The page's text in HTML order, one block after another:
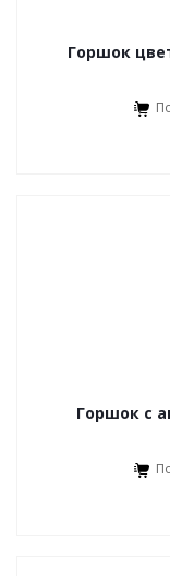
Горшок цветочный для
Горшок с